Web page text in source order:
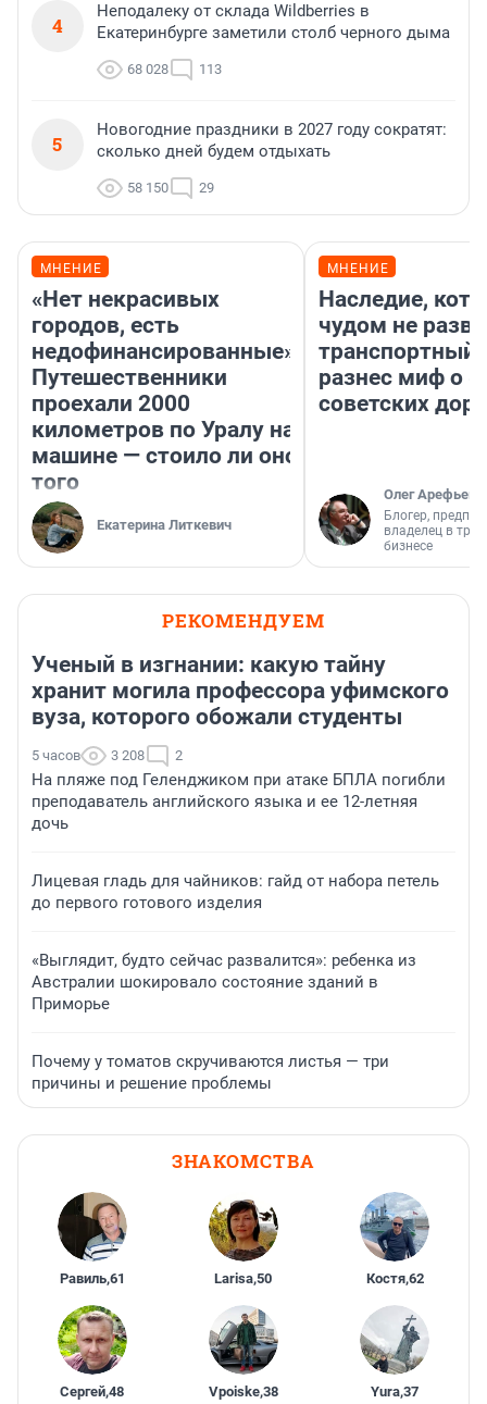
4
Неподалеку от склада Wildberries в
Екатеринбурге заметили столб черного дыма
68 028 113
5
Новогодние праздники в 2027 году сократят:
сколько дней будем отдыхать
58 150 29
МНЕНИЕ
«Нет некрасивых
городов, есть
недофинансированные».
Путешественники
проехали 2000
километров по Уралу на
машине — стоило ли оно
того
Екатерина Литкевич
МНЕНИЕ
Наследие,
чудом не
транспортный
разнес миф о
советских
Олег Арефьев
Блогер,
владелец в
бизнесе
РЕКОМЕНДУЕМ
Ученый в изгнании: какую тайну
хранит могила профессора уфимского
вуза, которого обожали студенты
5 часов 3 208 2
На пляже под Геленджиком при атаке БПЛА погибли
преподаватель английского языка и ее 12-летняя
дочь
Лицевая гладь для чайников: гайд от набора петель
до первого готового изделия
«Выглядит, будто сейчас развалится»: ребенка из
Австралии шокировало состояние зданий в
Приморье
Почему у томатов скручиваются листья — три
причины и решение проблемы
ЗНАКОМСТВА
Равиль,61 Larisa,50 Костя,62
Сергей,48 Vpoiske,38 Yura,37